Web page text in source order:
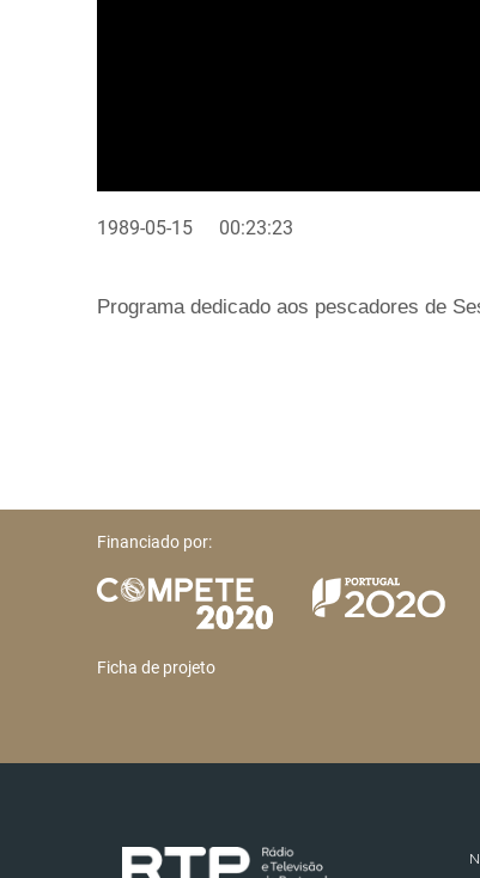
1989-05-15 00:23:23
Programa dedicado aos pescadores de
Financiado por:
Ficha de projeto